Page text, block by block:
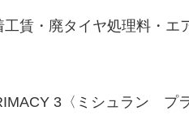
賃・廃タイヤ処理料・エ
3〈ミシュラン プラ